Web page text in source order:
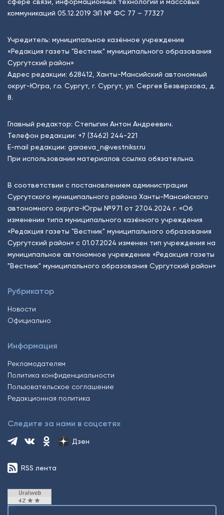
коммуникаций 05.12.2019 ЭЛ № ФС 77 – 77327
Учредитель: муниципальное казённое учреждение
«Редакция газеты "Вестник" муниципального образования
Сургутский район»
Адрес редакции: 628412, Ханты-Мансийский автономный
округ-Югра, г.о. Сургут, г. Сургут, ул. Сергея Безверхова, д.
8.
Главный редактор: Степыгин Антон Андреевич.
Телефон редакции: +7 (3462) 244-221
E-mail редакции: garaeva_n@vestniksr.ru
При использовании материалов ссылка обязательна.
В соответствии с постановлением администрации
Сургутского муниципального района Ханты-Мансийского
автономного округа-Югры №971 от 27.04.2024 г. «Об
изменении типа муниципального казённого учреждения
«Редакция газеты "Вестник" муниципального образования
Сургутский район» с 01.07.2024 изменен тип учреждения на
муниципальное автономное учреждение «Редакция газеты
"Вестник" муниципального образования Сургутский район»
Рубрикатор
Новости
Официально
Информация
Рекламодателям
Политика конфиденциальности
Пользовательское соглашение
Редакционная политика
Следите за нами в соцсетях
Дзен
RSS лента